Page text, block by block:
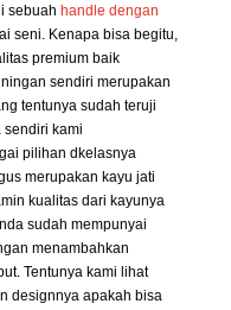
sebuah handle dengan
seni. Kenapa bisa begitu,
premium baik
sendiri merupakan
tentunya sudah teruji
sendiri kami
pilihan dkelasnya
merupakan kayu jati
kualitas dari kayunya
sudah mempunyai
menambahkan
Tentunya kami lihat
designnya apakah bisa